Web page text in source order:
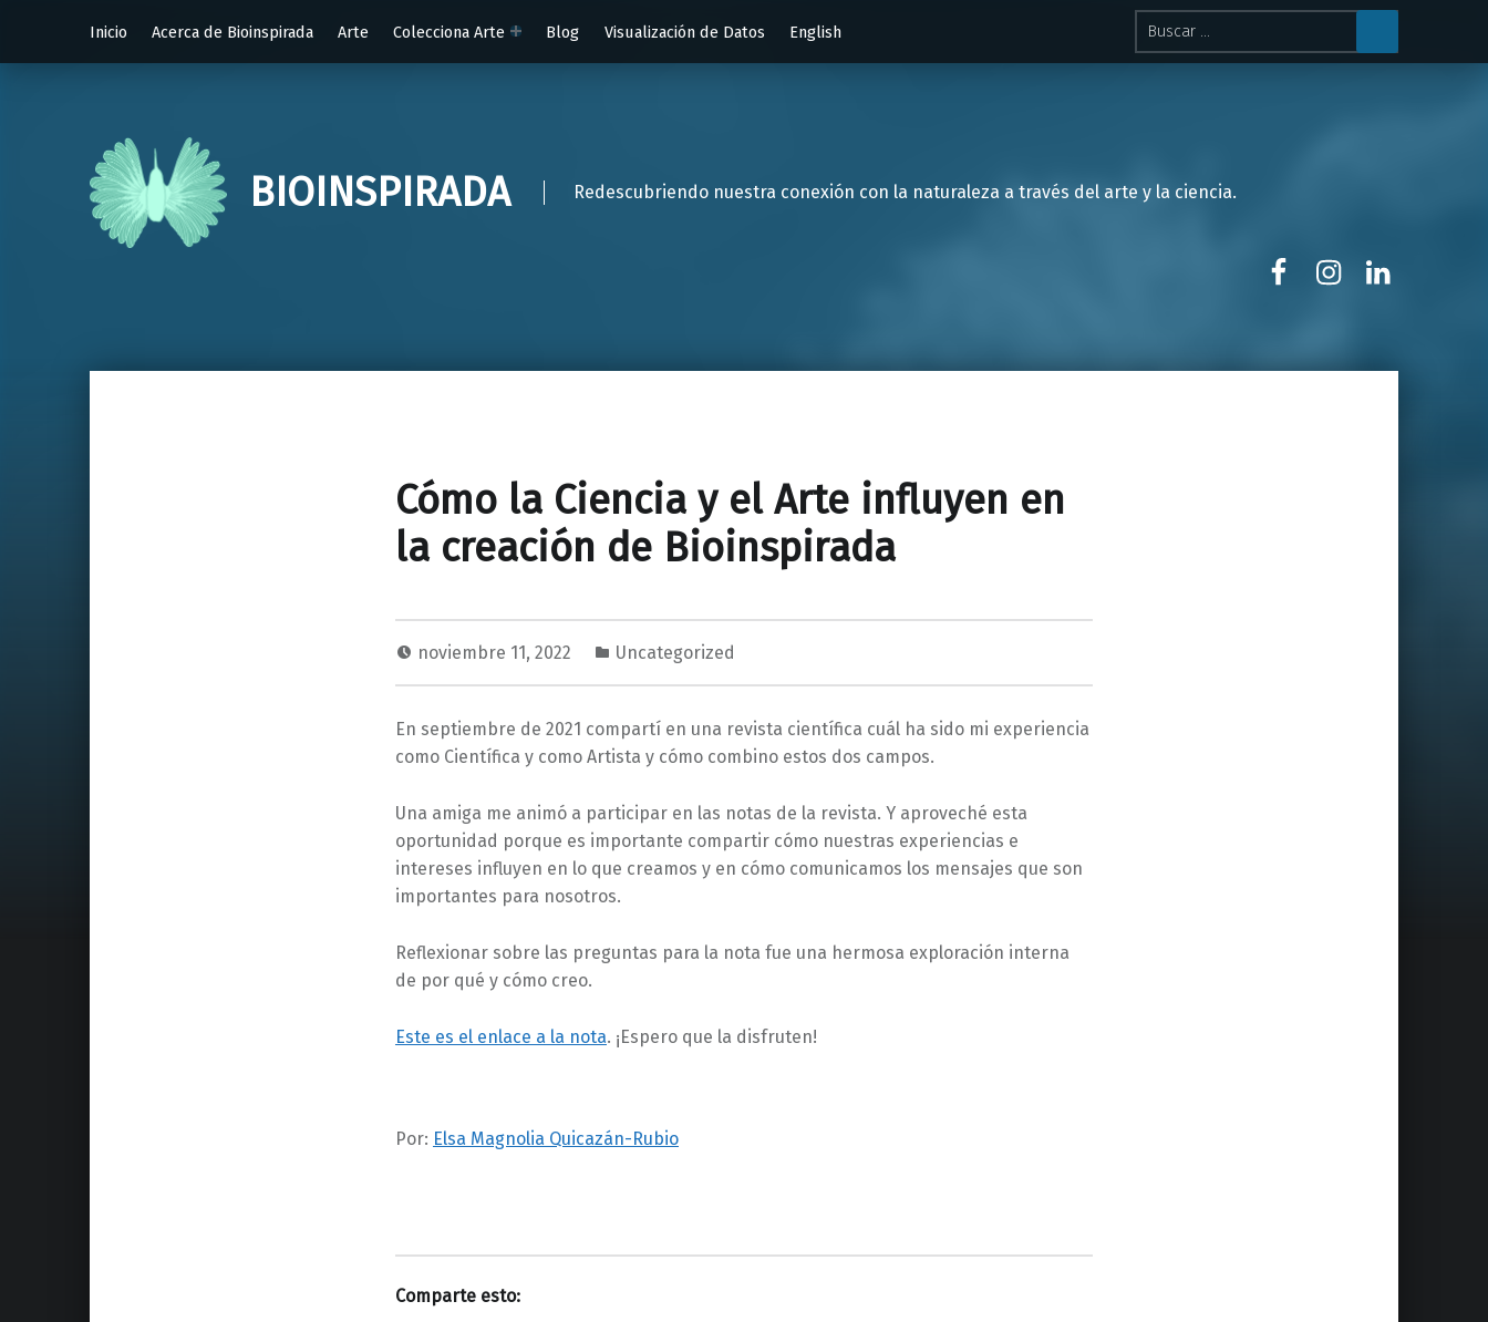
Buscar:
Inicio
Acerca de Bioinspirada Arte Colecciona Arte Blog Visualización de Datos English
BIOINSPIRADA Redescubriendo nuestra conexión con la naturaleza a través del arte y la ciencia.
Cómo la Ciencia y el Arte influyen en
la creación de Bioinspirada
noviembre 11, 2022 Uncategorized
En septiembre de 2021 compartí en una revista científica cuál ha sido mi experiencia
como Científica y como Artista y cómo combino estos dos campos.
Una amiga me animó a participar en las notas de la revista. Y aproveché esta
oportunidad porque es importante compartir cómo nuestras experiencias e
intereses influyen en lo que creamos y en cómo comunicamos los mensajes que son
importantes para nosotros.
Reflexionar sobre las preguntas para la nota fue una hermosa exploración interna
de por qué y cómo creo.
Este es el enlace a la nota. ¡Espero que la disfruten!
Por: Elsa Magnolia Quicazán-Rubio
Comparte esto: